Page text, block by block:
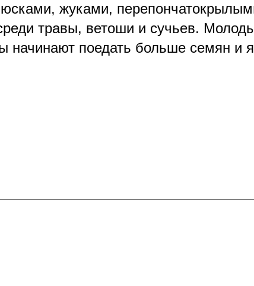
жуками,
травы, ветоши и сучьев.
начинают поедать больше семян и